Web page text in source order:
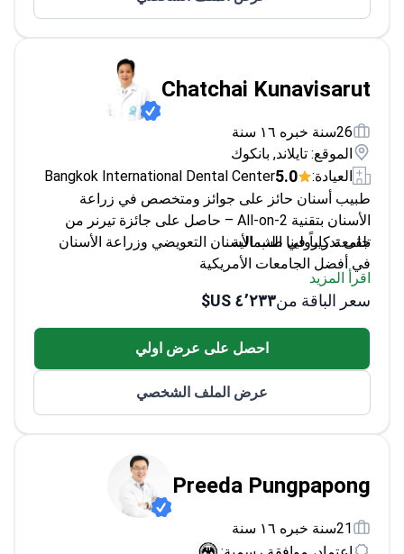
26سنة خبره ١٦ سنة
العيادة:
5.0
Bangkok International Dental Center
طبيب أسنان حائز على جوائز ومتخصص في زراعة
الأسنان بتقنية All-on-2 – حاصل على جائزة تيرنر من
جامعة كارولينا الشمالية.
تلقى تدريباً في طب الأسنان التعويضي وزراعة الأسنان
في أفضل الجامعات الأمريكية
خبير في إجراءات زراعة الأسنان طفيفة التوغل
التيتانيوم والزركونيوم
حاصل على منحة من الفريق الدولي لزراعة الأسنان
اقرأ المزيد
سعر الباقة من٤٬٢٣٣ US$
عرض الملف الشخصي
21سنة خبره ١٦ سنة
اعتماد، موافقة رسمية:
الموقع: تايلاند, بانكوك